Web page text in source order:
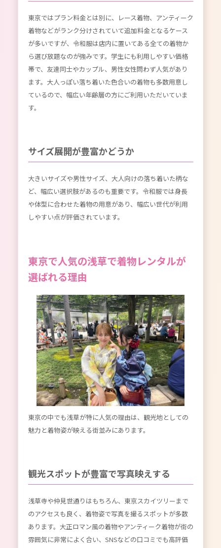
東京ではプラン料金とは別に、レース着物、アンティーク
着物などがランク分けされていて追加料金となるケース
が多いですが、令和服は店内に置いてある全ての着物か
ら選び放題なのが強みです。学生にも利用しやすい価格
帯で、友達同士やカップル、男性女性問わず人気があり
ます。大人っぽい落ち着いた色合いの着物も多数用意し
ているので、幅広い年齢層の方にご利用いただいていま
す。
サイズ展開が豊富かどうか
大きいサイズや男性サイズ、大人向けの落ち着いた柄な
ど、幅広い選択肢があるのも重要です。令和服では身長
や体型に合わせた着物の用意があり、幅広い世代が利用
しやすい点が評価されています。
東京で人気の浅草で着物レンタルが
選ばれる理由
東京の中でも浅草が特に人気の理由は、観光地としての
魅力と着物姿が映える街並みにあります。
観光スポットが豊富で写真映えする
浅草寺や仲見世通りはもちろん、東京スカイツリーまで
のアクセスも良く、着物姿で写真を撮るスポットが多数
あります。大正ロマン風の着物やアンティーク着物が街の
雰囲気に非常によく合い、SNSなどの口コミでも高評価